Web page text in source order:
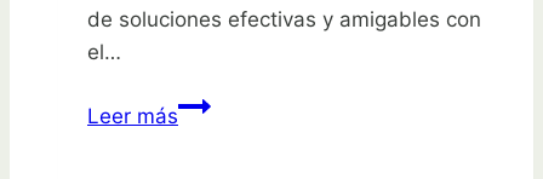
de soluciones efectivas y amigables con
el…
Leer másVinagre